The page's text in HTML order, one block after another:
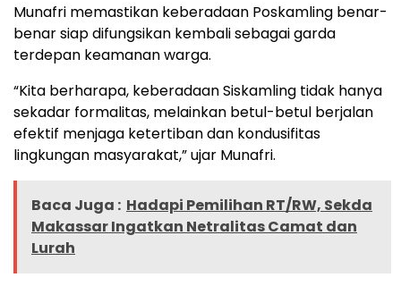
Munafri memastikan keberadaan Poskamling benar-
benar siap difungsikan kembali sebagai garda
terdepan keamanan warga.
“Kita berharapa, keberadaan Siskamling tidak hanya
sekadar formalitas, melainkan betul-betul berjalan
efektif menjaga ketertiban dan kondusifitas
lingkungan masyarakat,” ujar Munafri.
Baca Juga : Hadapi Pemilihan RT/RW, Sekda
Makassar Ingatkan Netralitas Camat dan
Lurah